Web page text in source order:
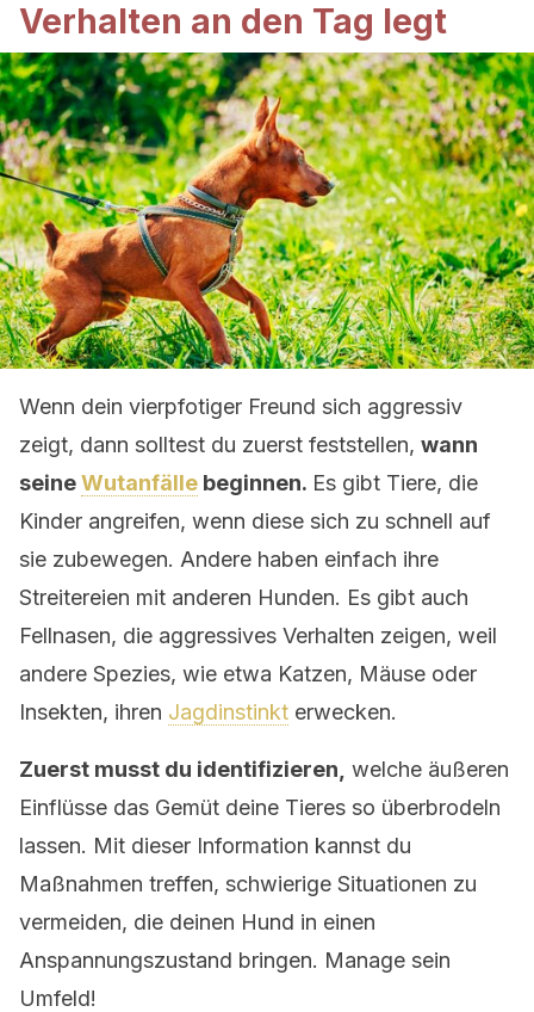
Verhalten an den Tag legt
Wenn dein vierpfotiger Freund sich aggressiv
zeigt, dann solltest du zuerst feststellen, wann
seineWutanfälle beginnen. Es gibt Tiere, die
Kinder angreifen, wenn diese sich zu schnell auf
sie zubewegen. Andere haben einfach ihre
Streitereien mit anderen Hunden. Es gibt auch
Fellnasen, die aggressives Verhalten zeigen, weil
andere Spezies, wie etwa Katzen, Mäuse oder
Insekten, ihren Jagdinstinkt erwecken.
Zuerst musst du identifizieren, welche äußeren
Einflüsse das Gemüt deine Tieres so überbrodeln
lassen. Mit dieser Information kannst du
Maßnahmen treffen, schwierige Situationen zu
vermeiden, die deinen Hund in einen
Anspannungszustand bringen. Manage sein
Umfeld!